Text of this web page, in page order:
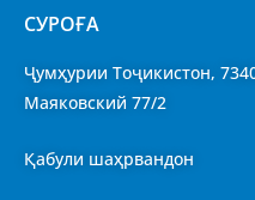
CУРОҒА
Ҷумҳурии Тоҷикистон,
Маяковский 77/2
Қабули шаҳрвандон